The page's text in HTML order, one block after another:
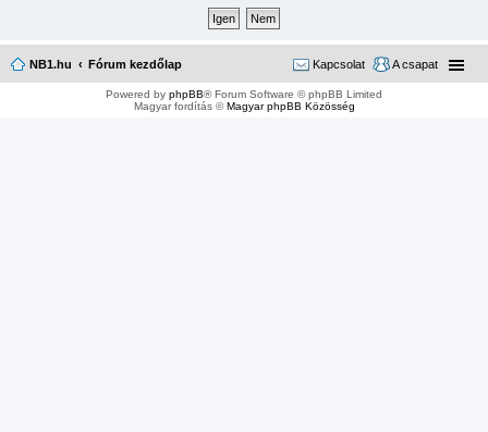
NB1.hu Fórum kezdőlap A csapat
Kapcsolat
Powered by phpBB® Forum Software © phpBB Limited
Magyar fordítás ©Magyar phpBB Közösség